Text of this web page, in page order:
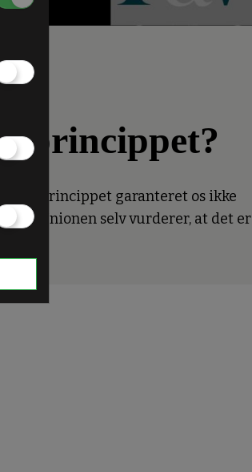
Princippet garanteret os ikke
Unionen selv vurderer, at det er